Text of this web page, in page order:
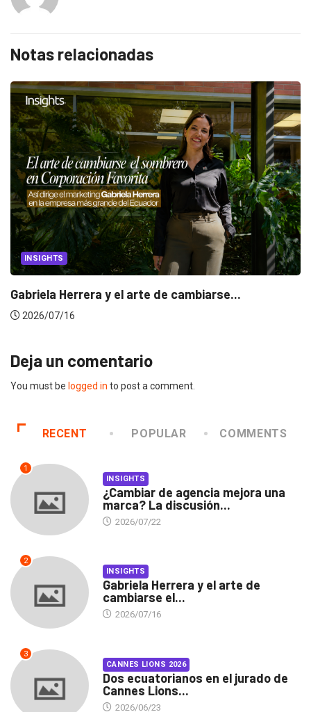
Notas relacionadas
INSIGHTS
Gabriela Herrera y el arte de cambiarse...
2026/07/16
Deja un comentario
You must be logged in to post a comment.
RECENT POPULAR COMMENTS
1
INSIGHTS
¿Cambiar de agencia mejora una
marca? La discusión...
2026/07/22
2
INSIGHTS
Gabriela Herrera y el arte de
cambiarse el...
2026/07/16
3
CANNES LIONS 2026
Dos ecuatorianos en el jurado de
Cannes Lions...
2026/06/23